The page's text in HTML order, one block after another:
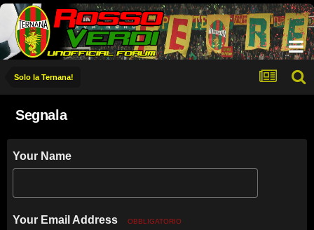
Solo la Ternana!
Segnala
Your Name
Your Email Address OBBLIGATORIO